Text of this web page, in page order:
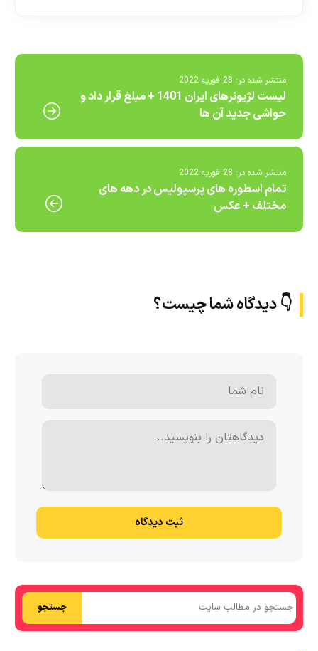
منتشر شده در: 28 فوریه 2022
لیست لژیونرهای ایران 1401 + مبلغ قرار داد و
حواشی جدید آن ها
منتشر شده در: 28 فوریه 2022
تمام اسطوره های پرسپولیس در دهه های
مختلف + عکس
👇 دیدگاه شما چیست؟
ثبت دیدگاه
جستجو